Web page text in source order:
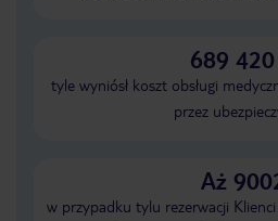
689 420
tyle wyniósł koszt obsługi
przez
Aż
w przypadku tylu rezerwacji